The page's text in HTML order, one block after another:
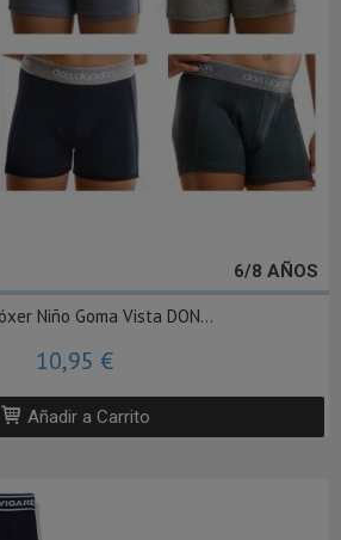
6/8 AÑOS
Niño Goma Vista DON...
10,95 €
Añadir a Carrito